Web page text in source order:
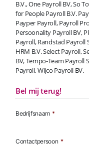
B.V., One Payroll BV, So
for People Payroll B.V.
Payper Payroll, Payroll
Persoonality Payroll BV,
Payroll, Randstad Payroll
HRM B.V. Select Payroll,
BV, Tempo-Team Payroll
Payroll, Wijco Payroll BV.
Bel mij terug!
Bedrijfsnaam *
Contactpersoon *